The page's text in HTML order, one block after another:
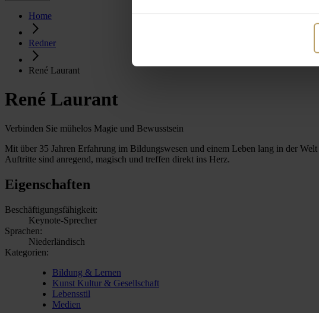
Home
Redner
René Laurant
René Laurant
Verbinden Sie mühelos Magie und Bewusstsein
Mit über 35 Jahren Erfahrung im Bildungswesen und einem Leben lang in der
Auftritte sind anregend, magisch und treffen direkt ins Herz.
Eigenschaften
Beschäftigungsfähigkeit:
Keynote-Sprecher
Sprachen:
Niederländisch
Kategorien:
Bildung & Lernen
Kunst Kultur & Gesellschaft
Lebensstil
Medien